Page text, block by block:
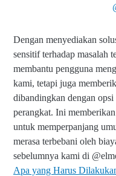
Dengan menyediakan
sensitif terhadap masalah
membantu pengguna
kami, tetapi juga
dibandingkan dengan
perangkat. Ini
untuk memperpanjang
merasa terbebani oleh
sebelumnya kami di
Apa yang Harus